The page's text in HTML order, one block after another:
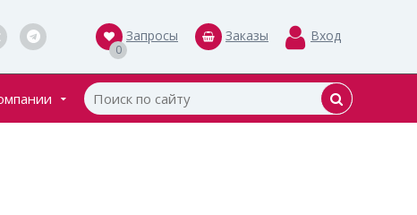
0
Запросы Заказы Вход